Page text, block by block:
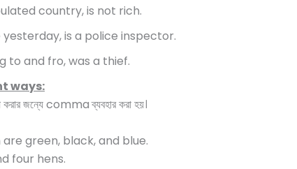
country, is not rich.
is a police inspector.
to and fro, was a thief.
ways:
জন্যে commaব্যবহার করা হয়।
green, black, and blue.
four hens.